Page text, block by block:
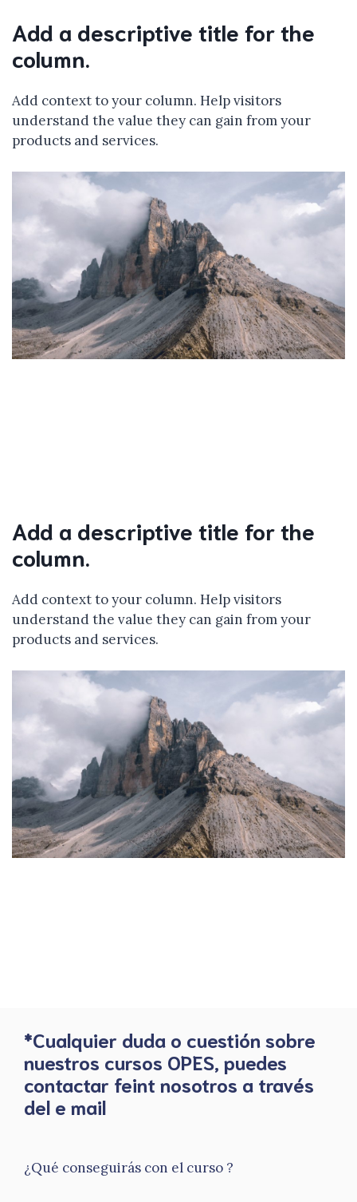
Add a descriptive title for the
column.
Add context to your column. Help visitors
understand the value they can gain from your
products and services.
Add a descriptive title for the
column.
Add context to your column. Help visitors
understand the value they can gain from your
products and services.
*Cualquier duda o cuestión sobre
nuestros cursos OPES, puedes
contactar feint nosotros a través
del e mail
¿Qué conseguirás con el curso ?